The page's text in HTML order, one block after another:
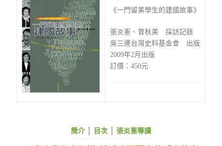
歷年活動
館藏查詢
台灣史料中心
《一門留美學生的建國故事》
張炎憲、曾秋美 採訪記錄
吳三連台灣史料基金會 出版
2009年2月出版
訂價：450元
簡介│ 目次 張炎憲導讀